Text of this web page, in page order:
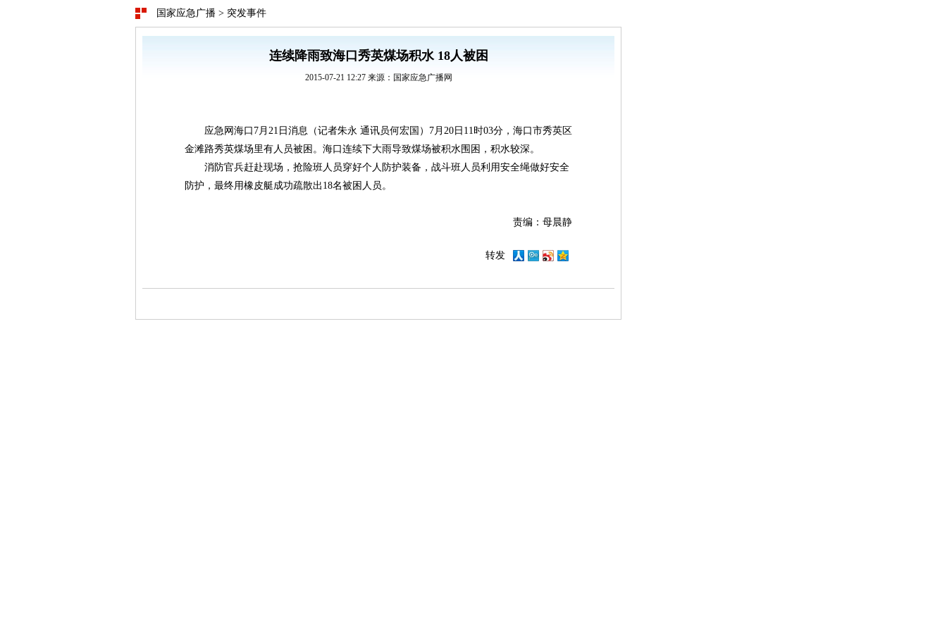
国家应急广播 > 突发事件
连续降雨致海口秀英煤场积水 18人被困
2015-07-21 12:27 来源：国家应急广播网
应急网海口7月21日消息（记者朱永 通讯员何宏国）7月20日11时03分，海口市秀英区
金滩路秀英煤场里有人员被困。海口连续下大雨导致煤场被积水围困，积水较深。
消防官兵赶赴现场，抢险班人员穿好个人防护装备，战斗班人员利用安全绳做好安全
防护，最终用橡皮艇成功疏散出18名被困人员。
责编：母晨静
转发